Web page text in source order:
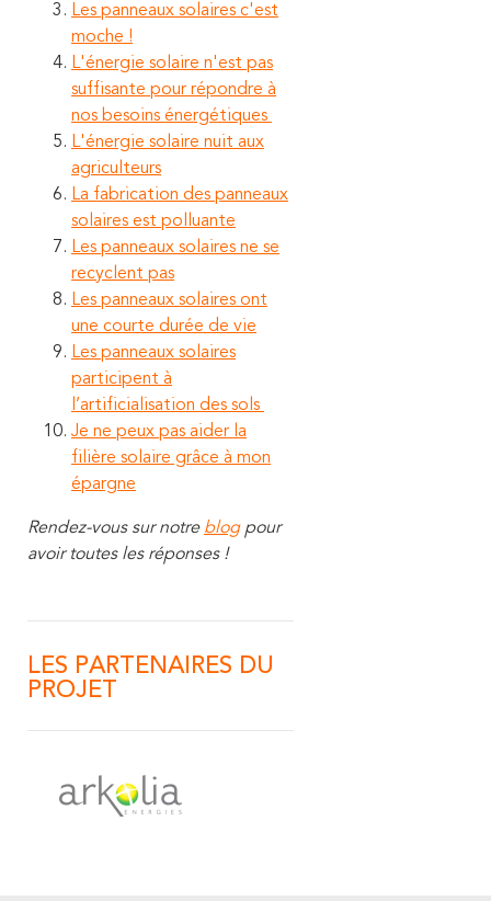
Les panneaux solaires c'est
moche !
L'énergie solaire n'est pas
suffisante pour répondre à
nos besoins énergétiques
L'énergie solaire nuit aux
agriculteurs
La fabrication des panneaux
solaires est polluante
Les panneaux solaires ne se
recyclent pas
Les panneaux solaires ont
une courte durée de vie
Les panneaux solaires
participent à
l’artificialisation des sols
Je ne peux pas aider la
filière solaire grâce à mon
épargne
Rendez-vous sur notre blogpour
avoir toutes les réponses !
LES PARTENAIRES DU
PROJET